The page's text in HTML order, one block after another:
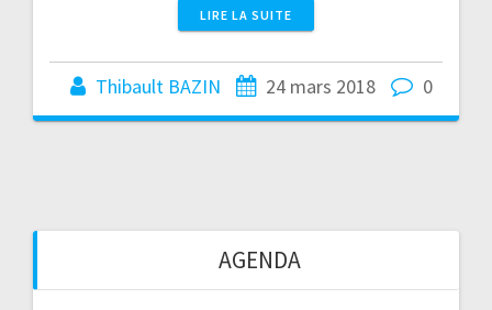
LIRE LA SUITE
Thibault BAZIN 24 mars 2018 0
AGENDA